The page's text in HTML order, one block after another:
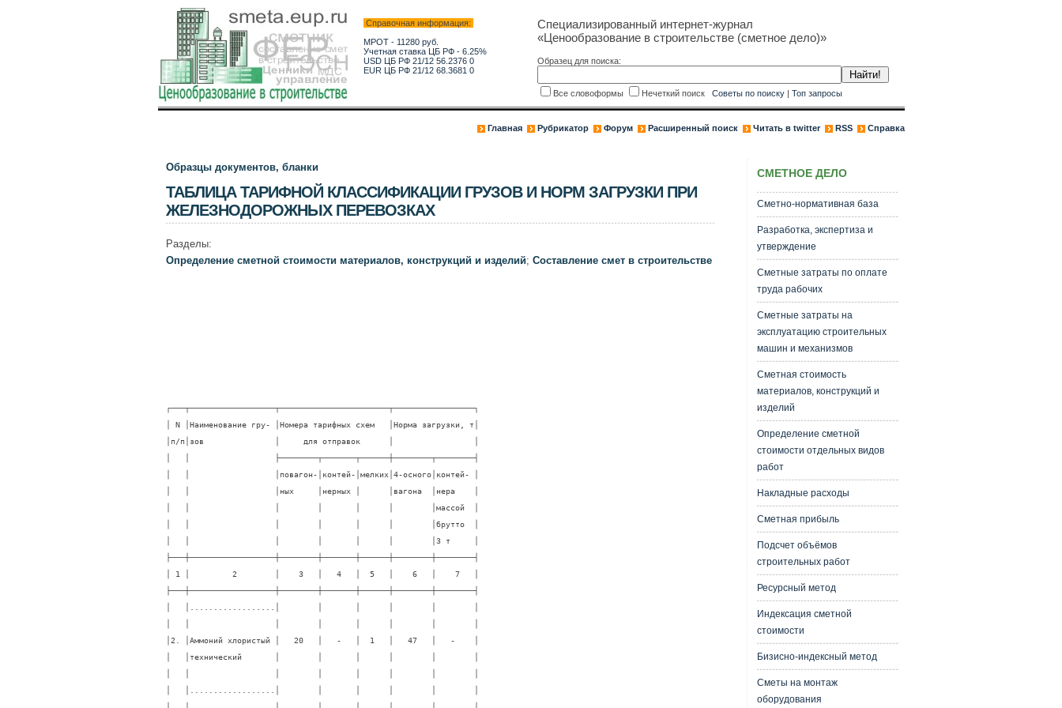
Справочная информация:
МРОТ - 11280 руб.
Учетная ставка ЦБ РФ - 6.25%
USD ЦБ РФ 21/12 56.2376 0
EUR ЦБ РФ 21/12 68.3681 0
Специализированный интернет-журнал
«Ценообразование в строительстве (сметное дело)»
Образец для поиска:
Все словоформы Нечеткий поиск Советы по поиску| Топ запросы
Главная Рубрикатор Форум Расширенный поиск Читать в twitter RSS Справка
Образцы документов, бланки
ТАБЛИЦА ТАРИФНОЙ КЛАССИФИКАЦИИ ГРУЗОВ И НОРМ ЗАГРУЗКИ ПРИ
ЖЕЛЕЗНОДОРОЖНЫХ ПЕРЕВОЗКАХ
Разделы:
Определение сметной стоимости материалов, конструкций и изделий; Составление смет в строительстве
┌───┬──────────────────┬───────────────────────┬─────────────────┐
│ N │Наименование гру- │Номера тарифных схем   │Норма загрузки, т│
│п/п│зов               │     для отправок      │                 │
│   │                  ├────────┬───────┬──────┼────────┬────────┤
│   │                  │повагон-│контей-│мелких│4-осного│контей- │
│   │                  │ных     │нерных │      │вагона  │нера    │
│   │                  │        │       │      │        │массой  │
│   │                  │        │       │      │        │брутто  │
│   │                  │        │       │      │        │3 т     │
├───┼──────────────────┼────────┼───────┼──────┼────────┼────────┤
│ 1 │         2        │    3   │   4   │  5   │    6   │    7   │
├───┼──────────────────┼────────┼───────┼──────┼────────┼────────┤
│2. │Аммоний хлористый │   20   │   -   │  1   │   47   │   -    │
│   │технический       │        │       │      │        │        │
СМЕТНОЕ ДЕЛО
Сметно-нормативная база
Разработка, экспертиза и
утверждение
Сметные затраты по оплате
труда рабочих
Сметные затраты на
эксплуатацию строительных
машин и механизмов
Сметная стоимость
материалов, конструкций и
изделий
Определение сметной
стоимости отдельных видов
работ
Накладные расходы
Сметная прибыль
Подсчет объёмов
строительных работ
Ресурсный метод
Индексация сметной
стоимости
Бизисно-индексный метод
Сметы на монтаж
оборудования